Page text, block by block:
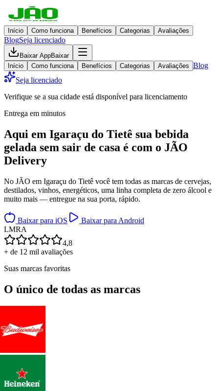
Início Como funciona Benefícios Categorias Avaliações
BlogSeja licenciado
Baixar AppBaixar
Início
Como funciona Benefícios Categorias Avaliações Blog
Seja licenciado
Verifique se a sua cidade está disponível para licenciamento
Entrega em minutos
Aqui em Igaraçu do Tietê sua bebida
gelada sem sair de casa é com o JÃO
Delivery
No JÃO em Igaraçu do Tietê você tem todas as marcas de cervejas,
destilados, vinhos, energéticos, uma linha completa de zero álcool e
muito mais — entregue na sua porta, rápido.
Baixar para iOS
Baixar para Android
LMRA
4,8
+ de 12 mil avaliações
Suas marcas favoritas
O único de todas as marcas